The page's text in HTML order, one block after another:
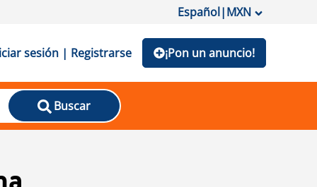
Español|MXN
sesión | Registrarse ¡Pon un anuncio!
Buscar